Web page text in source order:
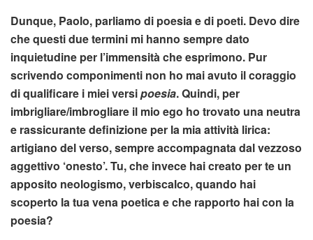
Dunque, Paolo, parliamo di poesia e di poeti. Devo dire
che questi due termini mi hanno sempre dato
inquietudine per l’immensità che esprimono. Pur
scrivendo componimenti non ho mai avuto il coraggio
di qualificare i miei versipoesia. Quindi, per
imbrigliare/imbrogliare il mio ego ho trovato una neutra
e rassicurante definizione per la mia attività lirica:
artigiano del verso, sempre accompagnata dal vezzoso
aggettivo ‘onesto’. Tu, che invece hai creato per te un
apposito neologismo, verbiscalco, quando hai
scoperto la tua vena poetica e che rapporto hai con la
poesia?